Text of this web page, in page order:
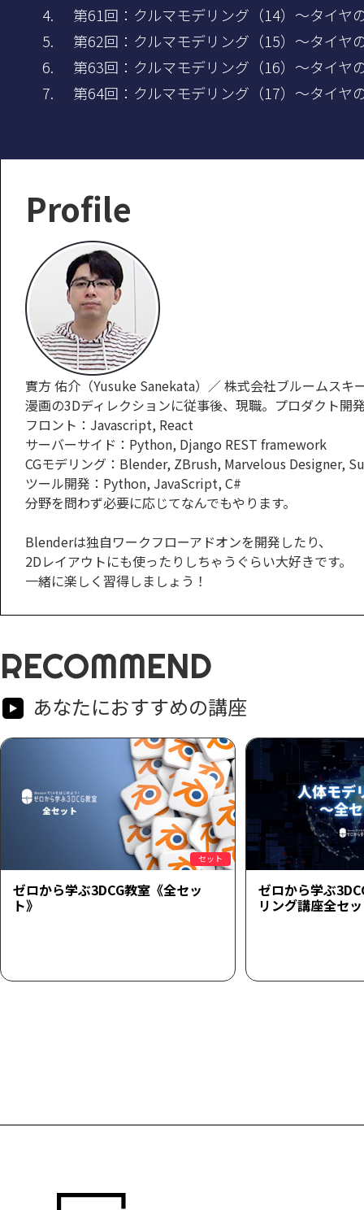
第61回：クルマモデリング（14）～タイヤ
第62回：クルマモデリング（15）～タイヤ
第63回：クルマモデリング（16）～タイヤ
第64回：クルマモデリング（17）～タイヤ
Profile
實方 佑介（Yusuke Sanekata）／ 株式会社ブルームス
漫画の3Dディレクションに従事後、現職。プロダクト開
フロント：Javascript, React
サーバーサイド：Python, Django REST framework
CGモデリング：Blender, ZBrush, Marvelous Designer,
ツール開発：Python, JavaScript, C#
分野を問わず必要に応じてなんでもやります。
Blenderは独自ワークフローアドオンを開発したり、
2Dレイアウトにも使ったりしちゃうぐらい大好きです。
一緒に楽しく習得しましょう！
RECOMMEND
あなたにおすすめの講座
セット
ゼロから学ぶ3DCG教室《全セッ
ト》
ゼロから学ぶ
リング講座全セ